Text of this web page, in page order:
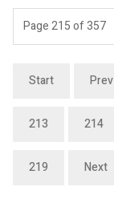
Page 215 of 357
Start Prev
213 214
219 Next